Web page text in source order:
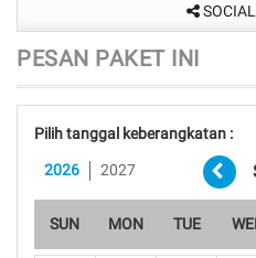
PESAN PAKET INI
Pilih tanggal keberangkatan :
2026 2027
SUN MON TUE